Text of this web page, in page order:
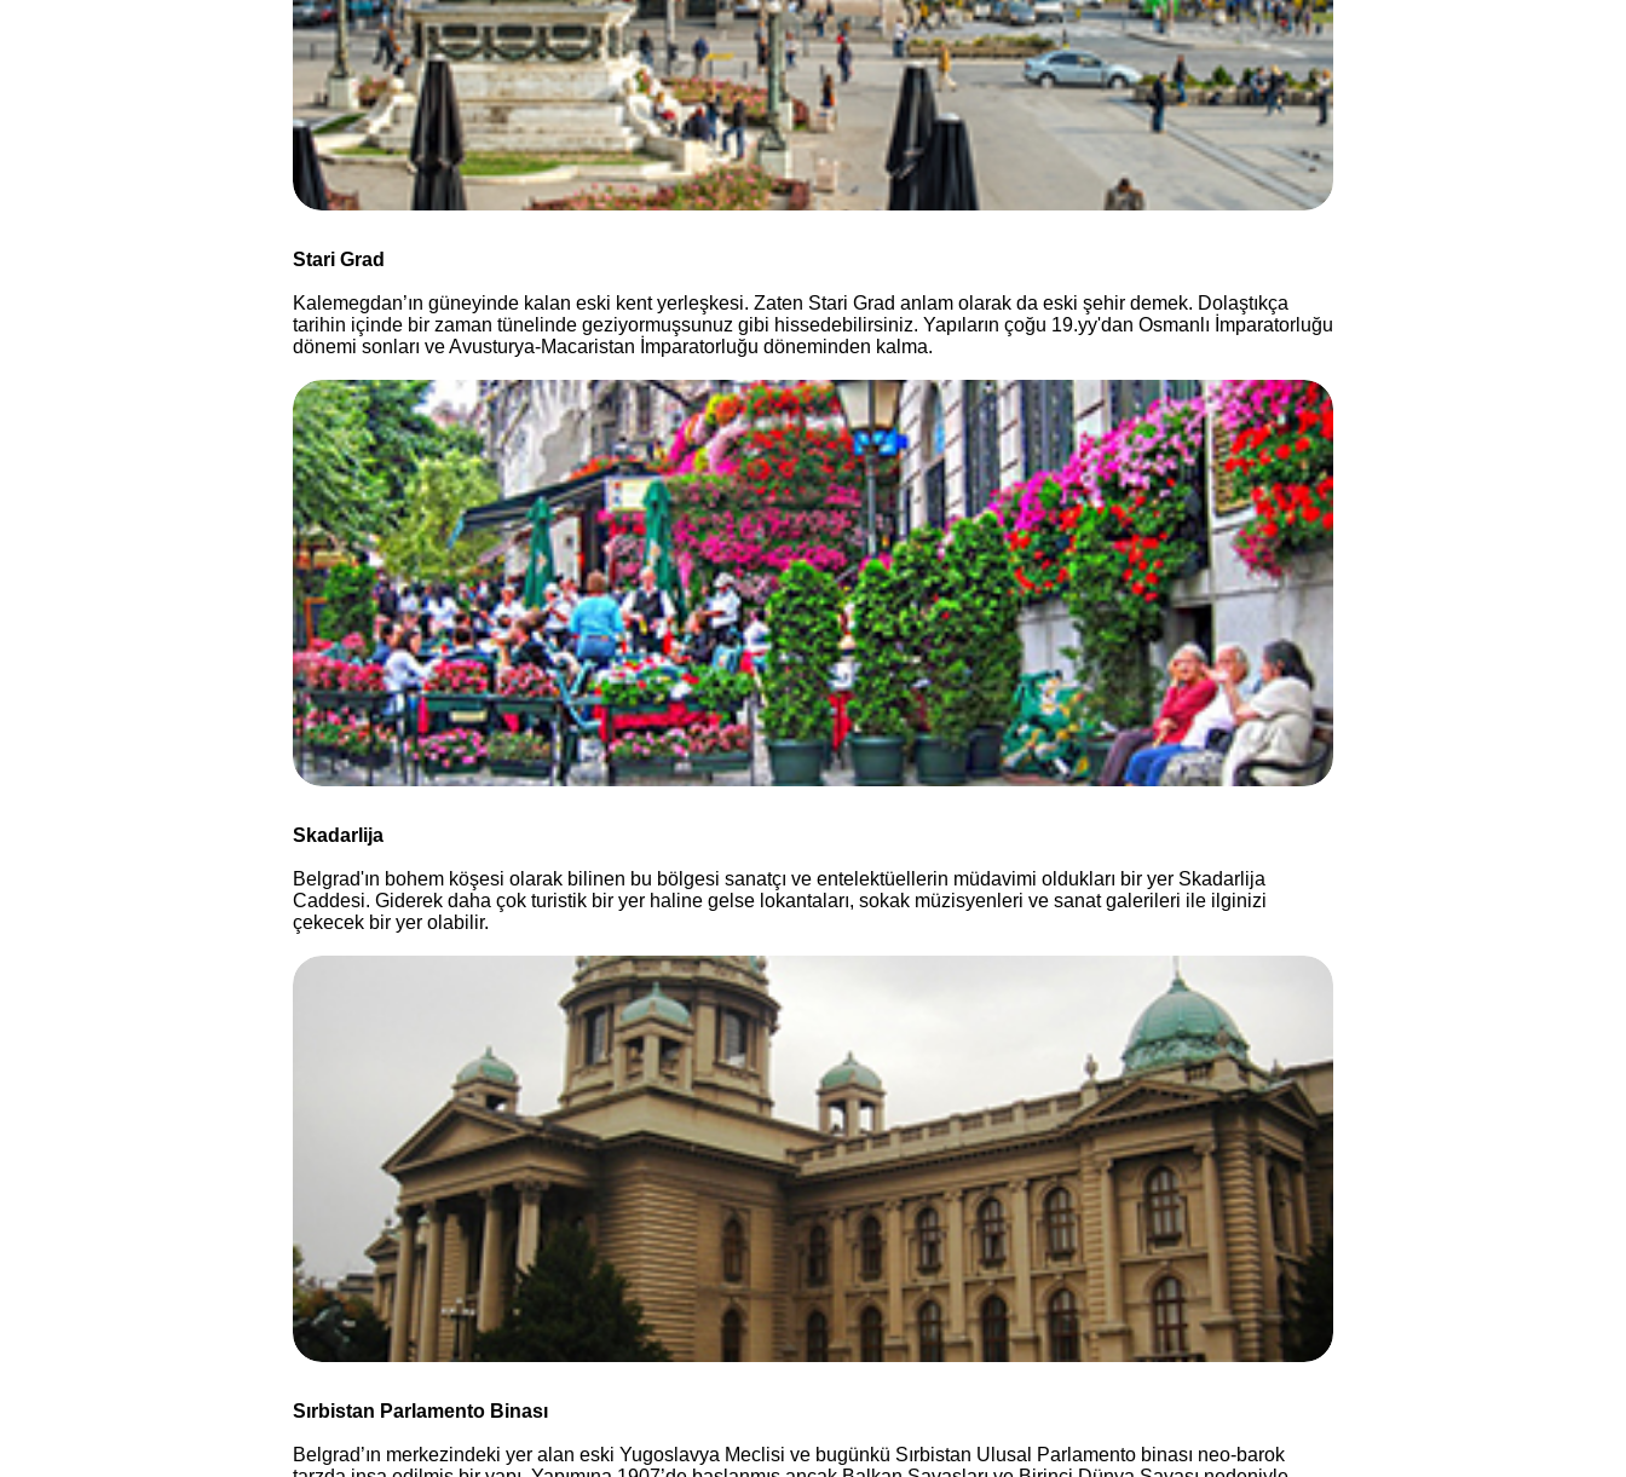
Stari Grad
Kalemegdan’ın güneyinde kalan eski kent yerleşkesi. Zaten Stari Grad anlam olarak da eski şehir demek. Dolaştıkça
tarihin içinde bir zaman tünelinde geziyormuşsunuz gibi hissedebilirsiniz. Yapıların çoğu 19.yy'dan Osmanlı İmparatorluğu
dönemi sonları ve Avusturya-Macaristan İmparatorluğu döneminden kalma.
Skadarlija
Belgrad'ın bohem köşesi olarak bilinen bu bölgesi sanatçı ve entelektüellerin müdavimi oldukları bir yer Skadarlija
Caddesi. Giderek daha çok turistik bir yer haline gelse lokantaları, sokak müzisyenleri ve sanat galerileri ile ilginizi
çekecek bir yer olabilir.
Sırbistan Parlamento Binası
Belgrad’ın merkezindeki yer alan eski Yugoslavya Meclisi ve bugünkü Sırbistan Ulusal Parlamento binası neo-barok